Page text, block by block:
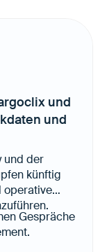
und
und
und der
künftig
operative
Gespräche